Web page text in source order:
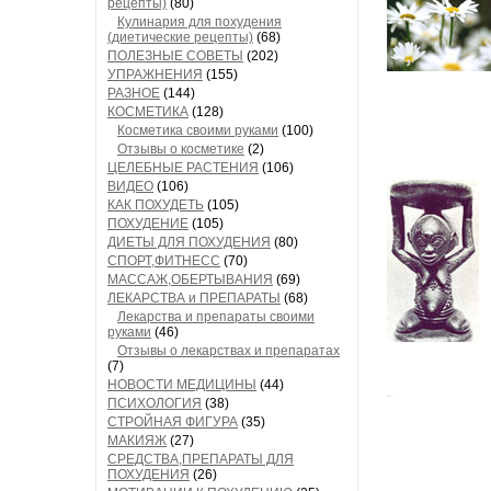
рецепты) (80)
Кулинария для похудения
(диетические рецепты) (68)
ПОЛЕЗНЫЕ СОВЕТЫ (202)
УПРАЖНЕНИЯ (155)
РАЗНОЕ (144)
КОСМЕТИКА (128)
Косметика своими руками (100)
Отзывы о косметике (2)
ЦЕЛЕБНЫЕ РАСТЕНИЯ (106)
ВИДЕО (106)
КАК ПОХУДЕТЬ (105)
ПОХУДЕНИЕ (105)
ДИЕТЫ ДЛЯ ПОХУДЕНИЯ (80)
СПОРТ,ФИТНЕСС (70)
МАССАЖ,ОБЕРТЫВАНИЯ (69)
ЛЕКАРСТВА и ПРЕПАРАТЫ (68)
Лекарства и препараты своими
руками (46)
Отзывы о лекарствах и препаратах
(7)
НОВОСТИ МЕДИЦИНЫ (44)
ПСИХОЛОГИЯ (38)
СТРОЙНАЯ ФИГУРА (35)
МАКИЯЖ (27)
СРЕДСТВА,ПРЕПАРАТЫ ДЛЯ
ПОХУДЕНИЯ (26)